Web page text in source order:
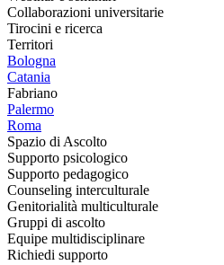
Collaborazioni universitarie
Tirocini e ricerca
Territori
Bologna
Catania
Fabriano
Palermo
Roma
Spazio di Ascolto
Supporto psicologico
Supporto pedagogico
Counseling interculturale
Genitorialità multiculturale
Gruppi di ascolto
Equipe multidisciplinare
Richiedi supporto